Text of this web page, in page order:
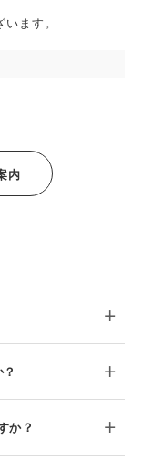
ます。
内
か？